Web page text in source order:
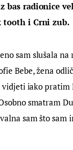
radionice
tooth i Crni zub.
sam slušala
Bebe, žena
iako pratim
smatram
sam što